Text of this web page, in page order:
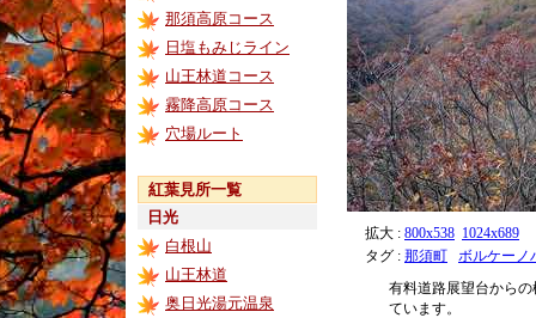
那須高原コース
日塩もみじライン
山王林道コース
霧降高原コース
穴場ルート
紅葉見所一覧
日光
白根山
山王林道
奥日光湯元温泉
拡大 : 800x538 1024x689
タグ : 那須町
ボルケーノ
有料道路展望台から
ています。